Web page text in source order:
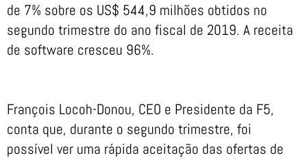
de 7% sobre os US$ 544,9 milhões obtidos no
segundo trimestre do ano fiscal de 2019. A receita
de software cresceu 96%.
François Locoh-Donou, CEO e Presidente da F5,
conta que, durante o segundo trimestre, foi
possível ver uma rápida aceitação das ofertas de